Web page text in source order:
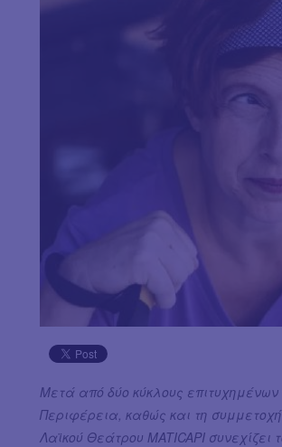
Μετά από δύο κύκλους
Περιφέρεια, καθώς και τη
Λαϊκού Θεάτρου MATICAPI